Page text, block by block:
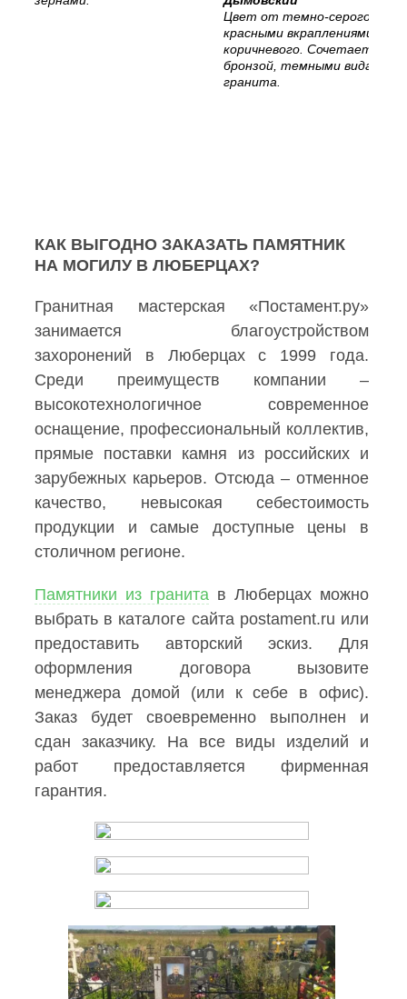
Цвет от темно-серого с
красными вкраплениями, до
коричневого. Сочетается с
бронзой, темными видами
гранита.
КАК ВЫГОДНО ЗАКАЗАТЬ ПАМЯТНИК
НА МОГИЛУ В ЛЮБЕРЦАХ?
Гранитная мастерская «Постамент.ру»
занимается благоустройством
захоронений в Люберцах с 1999 года.
Среди преимуществ компании –
высокотехнологичное современное
оснащение, профессиональный коллектив,
прямые поставки камня из российских и
зарубежных карьеров. Отсюда – отменное
качество, невысокая себестоимость
продукции и самые доступные цены в
столичном регионе.
Памятники из гранита в Люберцах можно
выбрать в каталоге сайта postament.ru или
предоставить авторский эскиз. Для
оформления договора вызовите
менеджера домой (или к себе в офис).
Заказ будет своевременно выполнен и
сдан заказчику. На все виды изделий и
работ предоставляется фирменная
гарантия.